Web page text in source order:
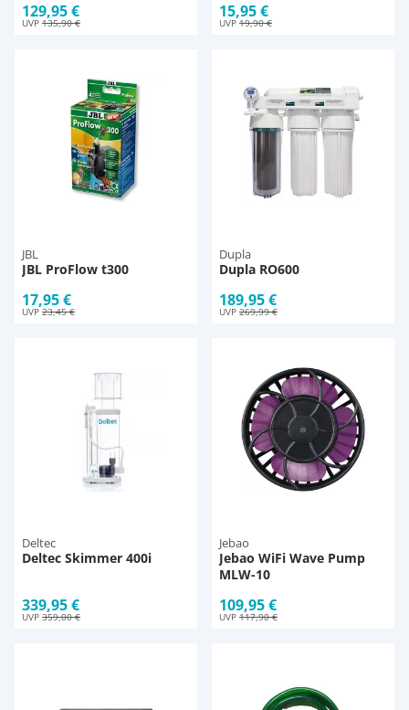
129,95 €
UVP 135,90 €
15,95 €
UVP 19,90 €
JBL
JBL ProFlow t300
17,95 €
UVP 23,45 €
Dupla
Dupla RO600
189,95 €
UVP 269,99 €
Deltec
Deltec Skimmer 400i
339,95 €
UVP 359,00 €
Jebao
Jebao WiFi Wave Pump
MLW-10
109,95 €
UVP 117,90 €